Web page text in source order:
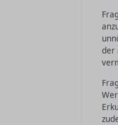
der